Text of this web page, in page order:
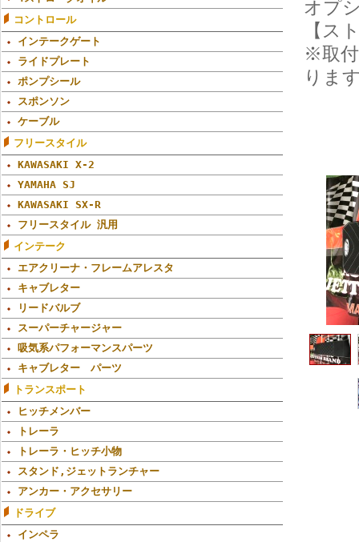
コントロール
インテークゲート
ライドプレート
ポンプシール
スポンソン
ケーブル
フリースタイル
KAWASAKI X-2
YAMAHA SJ
KAWASAKI SX-R
フリースタイル 汎用
インテーク
エアクリーナ・フレームアレスタ
キャブレター
リードバルブ
スーパーチャージャー
吸気系パフォーマンスパーツ
キャブレター パーツ
トランスポート
ヒッチメンバー
トレーラ
トレーラ・ヒッチ小物
スタンド,ジェットランチャー
アンカー・アクセサリー
ドライブ
インペラ
オプ
【ス
※取
りま